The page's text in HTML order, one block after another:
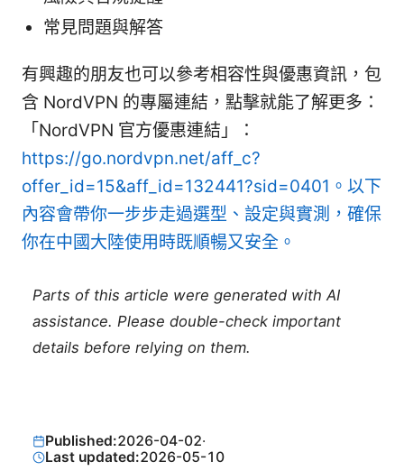
常見問題與解答
有興趣的朋友也可以參考相容性與優惠資訊，包
含 NordVPN 的專屬連結，點擊就能了解更多：
「NordVPN 官方優惠連結」：
https://go.nordvpn.net/aff_c?
offer_id=15&aff_id=132441?sid=0401。以下
內容會帶你一步步走過選型、設定與實測，確保
你在中國大陸使用時既順暢又安全。
Parts of this article were generated with AI
assistance. Please double-check important
details before relying on them.
Published:2026-04-02·
Last updated:2026-05-10